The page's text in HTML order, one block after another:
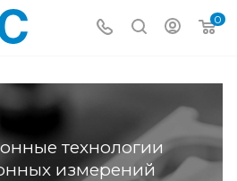
0
технологии
измерений